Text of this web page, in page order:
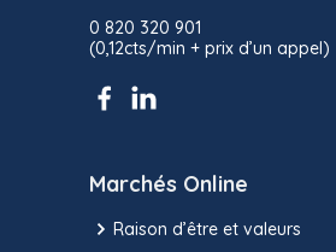
0 820 320 901
(0,12cts/min + prix d’un appel)
Marchés Online
Raison d’être et valeurs